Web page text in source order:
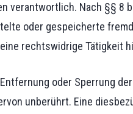
verantwortlich. Nach §§ 8
oder gespeicherte
rechtswidrige Tätigkeit
oder Sperrung
unberührt. Eine